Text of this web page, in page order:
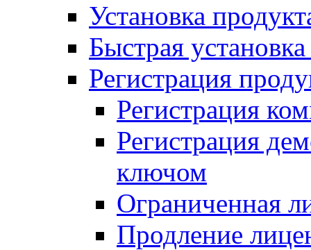
Установка
Быстрая
Регистрация
Регистрация
Регистрация
ключом
Ограниченная
Продление